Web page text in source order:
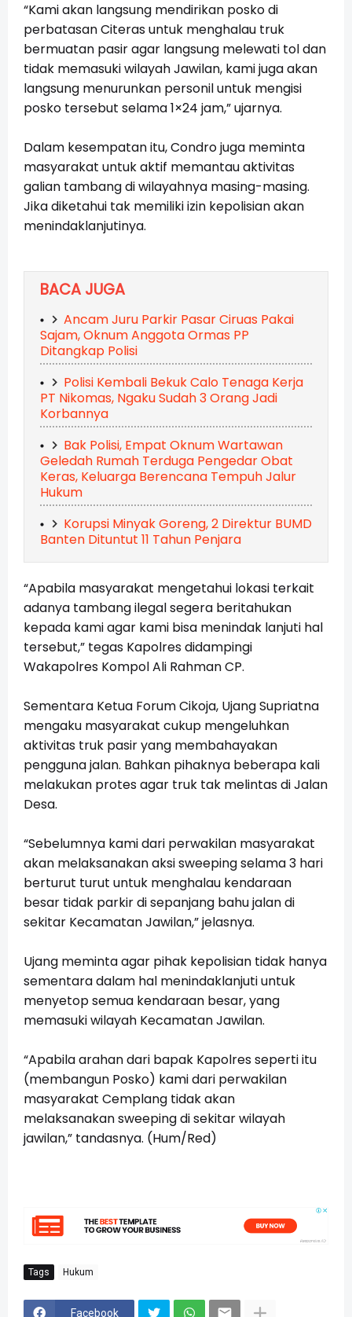
“Kami akan langsung mendirikan posko di
perbatasan Citeras untuk menghalau truk
bermuatan pasir agar langsung melewati tol dan
tidak memasuki wilayah Jawilan, kami juga akan
langsung menurunkan personil untuk mengisi
posko tersebut selama 1×24 jam,” ujarnya.
Dalam kesempatan itu, Condro juga meminta
masyarakat untuk aktif memantau aktivitas
galian tambang di wilayahnya masing-masing.
Jika diketahui tak memiliki izin kepolisian akan
menindaklanjutinya.
BACA JUGA
Ancam Juru Parkir Pasar Ciruas Pakai
Sajam, Oknum Anggota Ormas PP
Ditangkap Polisi
Polisi Kembali Bekuk Calo Tenaga Kerja
PT Nikomas, Ngaku Sudah 3 Orang Jadi
Korbannya
Bak Polisi, Empat Oknum Wartawan
Geledah Rumah Terduga Pengedar Obat
Keras, Keluarga Berencana Tempuh Jalur
Hukum
Korupsi Minyak Goreng, 2 Direktur BUMD
Banten Dituntut 11 Tahun Penjara
“Apabila masyarakat mengetahui lokasi terkait
adanya tambang ilegal segera beritahukan
kepada kami agar kami bisa menindak lanjuti hal
tersebut,” tegas Kapolres didampingi
Wakapolres Kompol Ali Rahman CP.
Sementara Ketua Forum Cikoja, Ujang Supriatna
mengaku masyarakat cukup mengeluhkan
aktivitas truk pasir yang membahayakan
pengguna jalan. Bahkan pihaknya beberapa kali
melakukan protes agar truk tak melintas di Jalan
Desa.
“Sebelumnya kami dari perwakilan masyarakat
akan melaksanakan aksi sweeping selama 3 hari
berturut turut untuk menghalau kendaraan
besar tidak parkir di sepanjang bahu jalan di
sekitar Kecamatan Jawilan,” jelasnya.
Ujang meminta agar pihak kepolisian tidak hanya
sementara dalam hal menindaklanjuti untuk
menyetop semua kendaraan besar, yang
memasuki wilayah Kecamatan Jawilan.
“Apabila arahan dari bapak Kapolres seperti itu
(membangun Posko) kami dari perwakilan
masyarakat Cemplang tidak akan
melaksanakan sweeping di sekitar wilayah
jawilan,” tandasnya. (Hum/Red)
Tags Hukum
Facebook